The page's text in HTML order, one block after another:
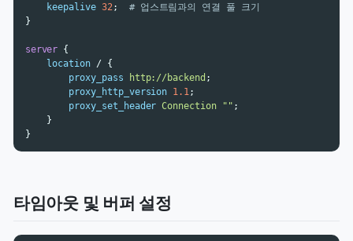
keepalive 32;
# 업스트림과의 연결 풀 크기
}
server {
location /
{
proxy_pass
http://backend ;
proxy_http_version 1.1;
proxy_set_header Connection "" ;
}
}
타임아웃 및 버퍼 설정